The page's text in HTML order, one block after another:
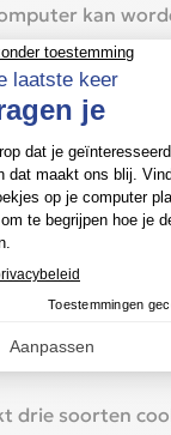
kan
voor een
manier
worden
op uw
drie soorten